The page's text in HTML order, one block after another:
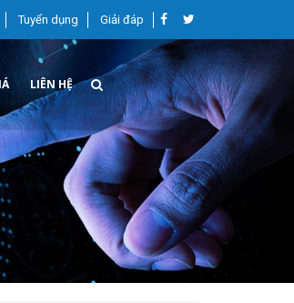
Tuyển dụng Giải đáp
LIÊN HỆ